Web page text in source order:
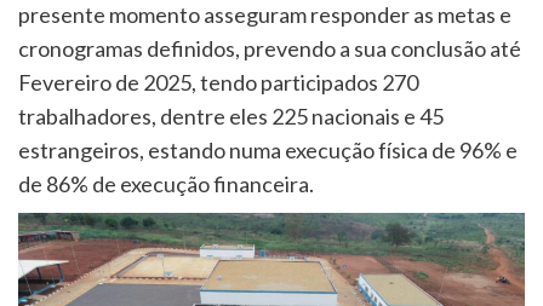
presente momento asseguram responder as metas e
cronogramas definidos, prevendo a sua conclusão até
Fevereiro de 2025, tendo participados 270
trabalhadores, dentre eles 225 nacionais e 45
estrangeiros, estando numa execução física de 96% e
de 86% de execução financeira.